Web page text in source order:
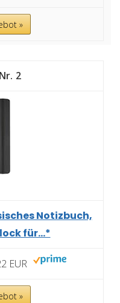
»
2
Notizbuch,
für...*
EUR
»